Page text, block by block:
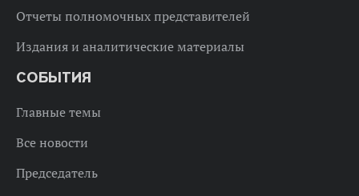
Отчеты полномочных представителей
Издания и аналитические материалы
СОБЫТИЯ
Главные темы
Все новости
Председатель